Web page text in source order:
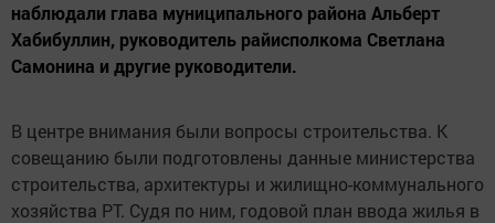
наблюдали глава муниципального района Альберт
Хабибуллин, руководитель райисполкома Светлана
Самонина и другие руководители.
В центре внимания были вопросы строительства. К
совещанию были подготовлены данные министерства
строительства, архитектуры и жилищно-коммунального
хозяйства РТ. Судя по ним, годовой план ввода жилья в